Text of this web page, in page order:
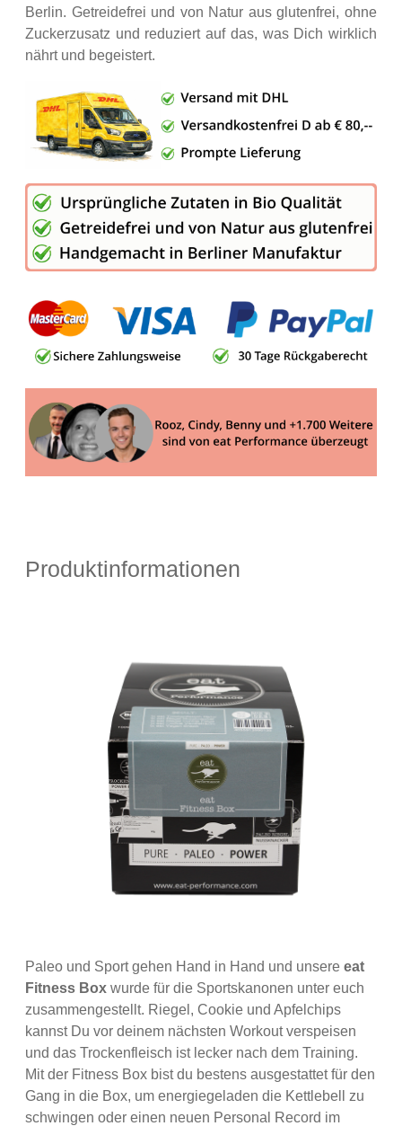
Berlin. Getreidefrei und von Natur aus glutenfrei, ohne
Zuckerzusatz und reduziert auf das, was Dich wirklich
nährt und begeistert.
Produktinformationen
Paleo und Sport gehen Hand in Hand und unsere eat
Fitness Box wurde für die Sportskanonen unter euch
zusammengestellt. Riegel, Cookie und Apfelchips
kannst Du vor deinem nächsten Workout verspeisen
und das Trockenfleisch ist lecker nach dem Training.
Mit der Fitness Box bist du bestens ausgestattet für den
Gang in die Box, um energiegeladen die Kettlebell zu
schwingen oder einen neuen Personal Record im